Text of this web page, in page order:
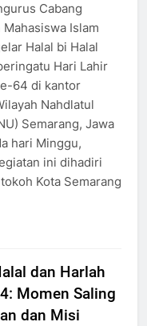
Cabang
Islam
Halal bi Halal
Hari Lahir
64 di kantor
Nahdlatul
Semarang, Jawa
hari Minggu,
ini dihadiri
Kota Semarang
dan Harlah
Momen Saling
dan Misi